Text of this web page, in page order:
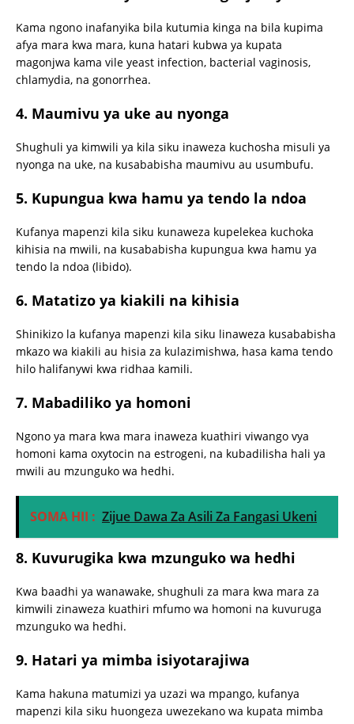
Kama ngono inafanyika bila kutumia kinga na bila kupima
afya mara kwa mara, kuna hatari kubwa ya kupata
magonjwa kama vile yeast infection, bacterial vaginosis,
chlamydia, na gonorrhea.
4. Maumivu ya uke au nyonga
Shughuli ya kimwili ya kila siku inaweza kuchosha misuli ya
nyonga na uke, na kusababisha maumivu au usumbufu.
5. Kupungua kwa hamu ya tendo la ndoa
Kufanya mapenzi kila siku kunaweza kupelekea kuchoka
kihisia na mwili, na kusababisha kupungua kwa hamu ya
tendo la ndoa (libido).
6. Matatizo ya kiakili na kihisia
Shinikizo la kufanya mapenzi kila siku linaweza kusababisha
mkazo wa kiakili au hisia za kulazimishwa, hasa kama tendo
hilo halifanywi kwa ridhaa kamili.
7. Mabadiliko ya homoni
Ngono ya mara kwa mara inaweza kuathiri viwango vya
homoni kama oxytocin na estrogeni, na kubadilisha hali ya
mwili au mzunguko wa hedhi.
SOMA HII : Zijue Dawa Za Asili Za Fangasi Ukeni
8. Kuvurugika kwa mzunguko wa hedhi
Kwa baadhi ya wanawake, shughuli za mara kwa mara za
kimwili zinaweza kuathiri mfumo wa homoni na kuvuruga
mzunguko wa hedhi.
9. Hatari ya mimba isiyotarajiwa
Kama hakuna matumizi ya uzazi wa mpango, kufanya
mapenzi kila siku huongeza uwezekano wa kupata mimba